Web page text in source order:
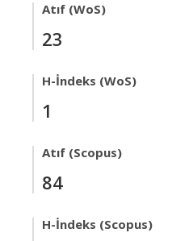
Atıf (WoS)
23
H-İndeks (WoS)
1
Atıf (Scopus)
84
H-İndeks (Scopus)